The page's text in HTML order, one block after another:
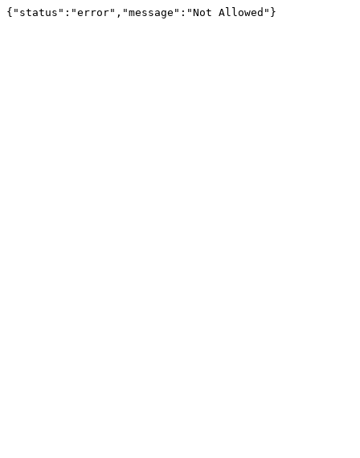
{"status":"error","message":"Not Allowed"}